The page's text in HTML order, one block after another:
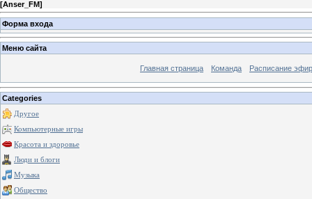
[Anser_FM]
Форма входа
Меню сайта
Главная страница Команда Расписание
Categories
Другое
Компьютерные игры
Красота и здоровье
Люди и блоги
Музыка
Общество